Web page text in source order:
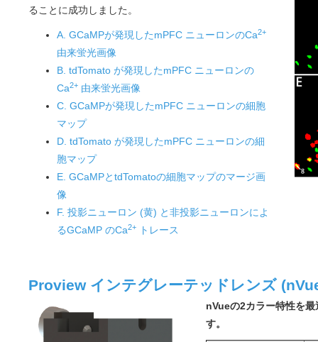
ることに成功しました。
A. GCaMPが発現したmPFC ニューロンのCa2+
由来蛍光画像
B. tdTomato が発現したmPFC ニューロンの
Ca2+ 由来蛍光画像
C. GCaMPが発現したmPFC ニューロンの細胞
マップ
D. tdTomato が発現したmPFC ニューロンの細
胞マップ
E. GCaMPとtdTomatoの細胞マップのマージ画
像
F. 投影ニューロン (黄) と非投影ニューロンによ
るGCaMP のCa2+ トレース
Proview インテグレーテッドレンズ
nVueの2カラー特性を
す。